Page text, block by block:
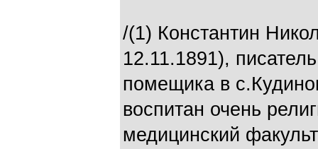
/(1) Константин
12.11.1891),
помещика в
воспитан очень
медицинский